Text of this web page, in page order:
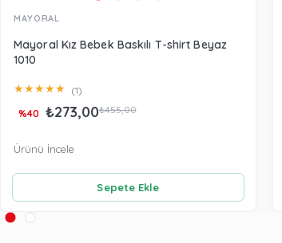
MAYORAL
Mayoral Kız Bebek Baskılı T-shirt Beyaz
1010
★★★★★ (1)
₺273,00₺455,00
%40
Sepete Ekle
Ürünü İncele